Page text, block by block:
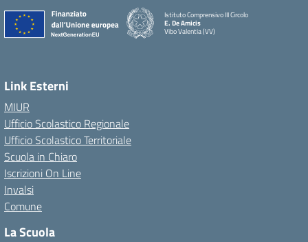
Istituto Comprensivo III Circolo
E. De Amicis
Vibo Valentia (VV)
Link Esterni
MIUR
Ufficio Scolastico Regionale
Ufficio Scolastico Territoriale
Scuola in Chiaro
Iscrizioni On Line
Invalsi
Comune
La Scuola